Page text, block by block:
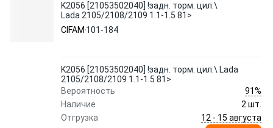
K2056 [21053502040] !задн. торм. цил.\
Lada 2105/2108/2109 1.1-1.5 81>
CIFAM 101-184
K2056 [21053502040] !задн. торм. цил.\ Lada
2105/2108/2109 1.1-1.5 81>
Вероятность
91%
Наличие
2 шт.
Отгрузка
12 - 15 августа